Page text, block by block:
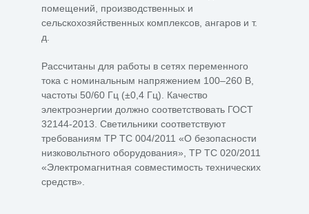
помещений, производственных и
сельскохозяйственных комплексов, ангаров и т.
д.
Рассчитаны для работы в сетях переменного
тока с номинальным напряжением 100–260 В,
частоты 50/60 Гц (±0,4 Гц). Качество
электроэнергии должно соответствовать ГОСТ
32144-2013. Светильники соответствуют
требованиям ТР ТС 004/2011 «О безопасности
низковольтного оборудования», ТР ТС 020/2011
«Электромагнитная совместимость технических
средств».